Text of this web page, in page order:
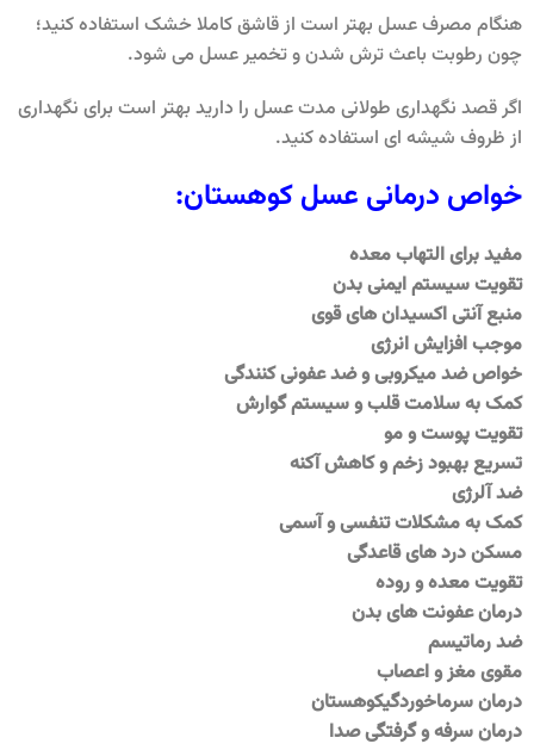
هنگام مصرف عسل بهتر است از قاشق کاملا خشک استفاده کنید؛
چون رطوبت باعث ترش شدن و تخمیر عسل می شود.
اگر قصد نگهداری طولانی مدت عسل را دارید بهتر است برای نگهداری
از ظروف شیشه ای استفاده کنید.
خواص درمانی عسل کوهستان:
مفید برای التهاب معده
تقویت سیستم ایمنی بدن
منبع آنتی اکسیدان های قوی
موجب افزایش انرژی
خواص ضد میکروبی و ضد عفونی کنندگی
کمک به سلامت قلب و سیستم گوارش
تقویت پوست و مو
تسریع بهبود زخم و کاهش آکنه
ضد آلرژی
کمک به مشکلات تنفسی و آسمی
مسکن درد های قاعدگی
تقویت معده و روده
درمان عفونت های بدن
ضد رماتیسم
مقوی مغز و اعصاب
درمان سرماخوردگیکوهستان
درمان سرفه و گرفتگی صدا